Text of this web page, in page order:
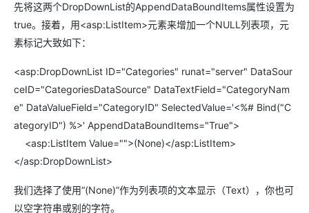
先将这两个DropDownList的AppendDataBoundItems属性设置为
true。接着，用<asp:ListItem>元素来增加一个NULL列表项，元
素标记大致如下：
<asp:DropDownList ID="Categories" runat="server" DataSour
ceID="CategoriesDataSource" DataTextField="CategoryNam
e" DataValueField="CategoryID" SelectedValue='<%# Bind("C
ategoryID") %>' AppendDataBoundItems="True">
<asp:ListItem Value="">(None)</asp:ListItem>
</asp:DropDownList>
我们选择了使用“(None)”作为列表项的文本显示（Text），你也可
以空字符串或别的字符。